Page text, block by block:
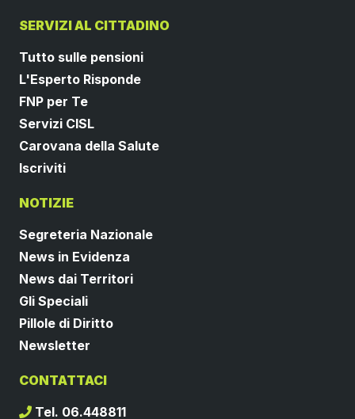
SERVIZI AL CITTADINO
Tutto sulle pensioni
L'Esperto Risponde
FNP per Te
Servizi CISL
Carovana della Salute
Iscriviti
NOTIZIE
Segreteria Nazionale
News in Evidenza
News dai Territori
Gli Speciali
Pillole di Diritto
Newsletter
CONTATTACI
Tel. 06.448811